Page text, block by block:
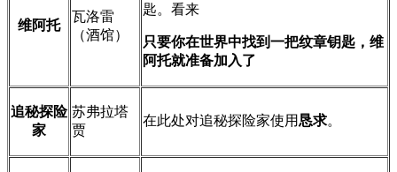
维阿托
瓦洛雷
（酒馆）
匙。看来
只要你在世界中找到一把纹章钥匙，维
阿托就准备加入了
追秘探险
家
苏弗拉塔
贾
在此处对追秘探险家使用 恳求。